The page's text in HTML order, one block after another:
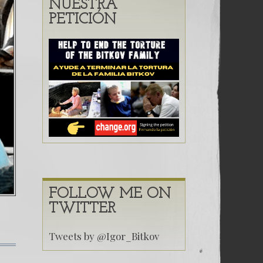
peligrosos – Caso Bitkov por Paul Goble
DICTADURA MÁS CORRUPTA DEL MUNDO
en
NUESTRA
PETICIÓN
FOLLOW ME ON
TWITTER
Tweets by @Igor_Bitkov